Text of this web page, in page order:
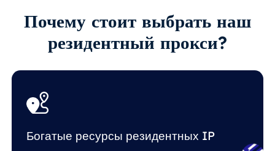
Почему стоит выбрать наш
резидентный прокси?
Богатые ресурсы резидентных IP